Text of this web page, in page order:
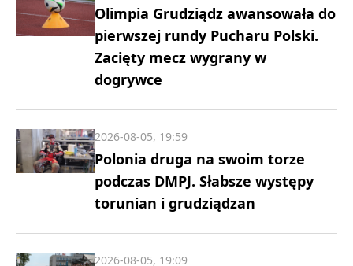
Olimpia Grudziądz awansowała do
pierwszej rundy Pucharu Polski.
Zacięty mecz wygrany w
dogrywce
Polonia druga na swoim torze
podczas DMPJ. Słabsze występy
torunian i grudziądzan
2026-08-05, 19:59
2026-08-05, 19:09